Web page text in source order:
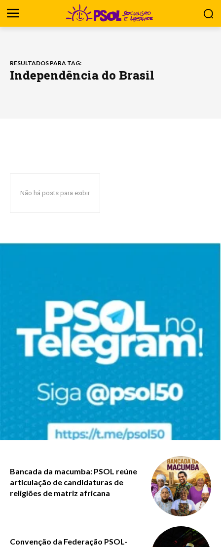
RESULTADOS PARA TAG:
Independência do Brasil
Não há posts para exibir
Bancada da macumba: PSOL reúne
articulação de candidaturas de
religiões de matriz africana
Convenção da Federação PSOL-